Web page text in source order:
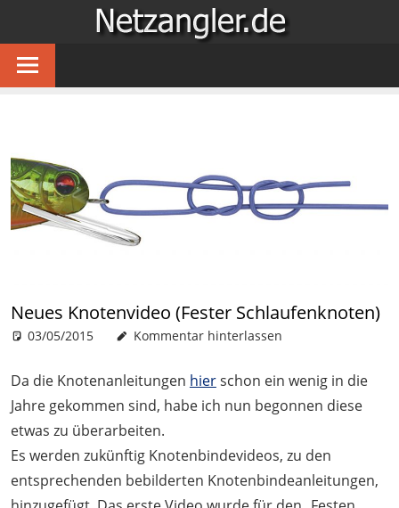
springen
für
Neues Knotenvideo (Fester Schlaufenknoten)
03/05/2015 Patrick
News
Kommentar hinterlassen
Da die Knotenanleitungen hierschon ein wenig in die
Jahre gekommen sind, habe ich nun begonnen diese
etwas zu überarbeiten.
Es werden zukünftig Knotenbindevideos, zu den
entsprechenden bebilderten Knotenbindeanleitungen,